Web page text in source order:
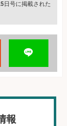
日号に掲載された
報